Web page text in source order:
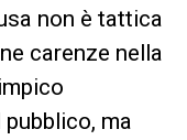
non è tattica
carenze nella
pubblico, ma